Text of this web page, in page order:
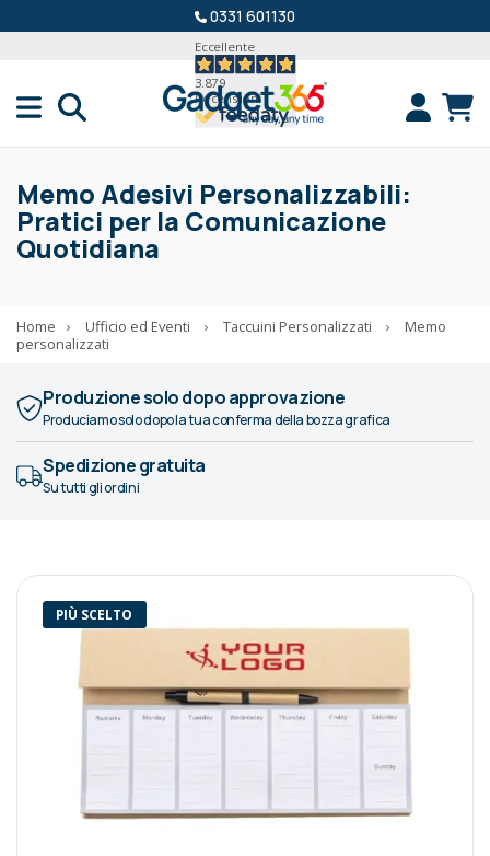
0331 601130
Eccellente
3.879
Recensioni
Memo Adesivi Personalizzabili:
Pratici per la Comunicazione
Quotidiana
Home › Ufficio ed Eventi › Taccuini Personalizzati ›
Memo
personalizzati
Produzione solo dopo approvazione
Produciamo solo dopo la tua conferma della bozza grafica
Spedizione gratuita
Su tutti gli ordini
PIÙ SCELTO